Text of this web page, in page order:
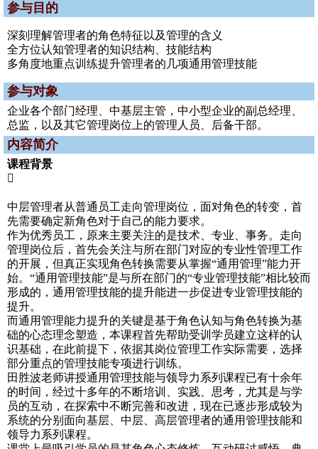
参与目的
深刻理解管理者的角色特征以及管理的含义
全方位认知管理者的知识结构、技能结构
多角度地重点训练提升管理者的几项通用管理技能
参与对象
企业各个部门经理、中基层主管，中小型企业的副总经理、
总监，以及其它管理岗位上的管理人员、后备干部。
内容简介
课程背景

中层管理者从普通员工走向管理岗位，面对角色的转变，首
先需要确定新角色对于自己的能力要求。
作为优秀员工，原来主要关注的是技术、专业、事务。走向
管理岗位后，首先会关注与所在部门对应的专业性管理工作
的开展，但真正实现角色转换需要从掌握“通用管理”能力开
始。“通用管理技能”是与所在部门的“专业管理技能”相比较而
形成的，通用管理技能的提升能进一步促进专业管理技能的
提升。
而通用管理能力提升的关键是基于角色认知与角色转换为基
础的心态理念塑造，本课程首先帮助受训学员建立这样的认
识基础，在此前提下，依据其岗位管理工作实际需要，选择
部分重点的管理技能专项进行训练。
田胜波老师讲授通用管理技能与领导力系列课程已有十余年
的时间，经过十多年的不断培训、实践、思考，尤其是与学
员的互动，在探索中不断完善和改进，现在已逐步形成较为
系统的分别面向基层、中层、高层管理者的通用管理技能和
领导力系列课程。